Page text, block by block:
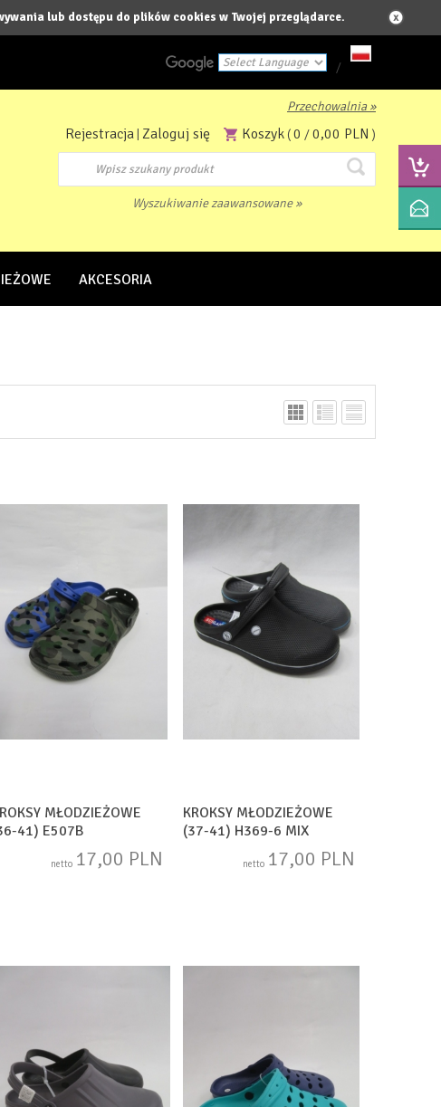
lub dostępu do plików cookies w Twojej przeglądarce.
/
Przechowalnia »
Rejestracja Zaloguj się Koszyk (0 /0,00 PLN )
Wyszukiwanie zaawansowane »
AKCESORIA
MŁODZIEŻOWE
41) E507B
netto 17,00 PLN
KROKSY MŁODZIEŻOWE
(37-41) H369-6 MIX
netto 17,00 PLN